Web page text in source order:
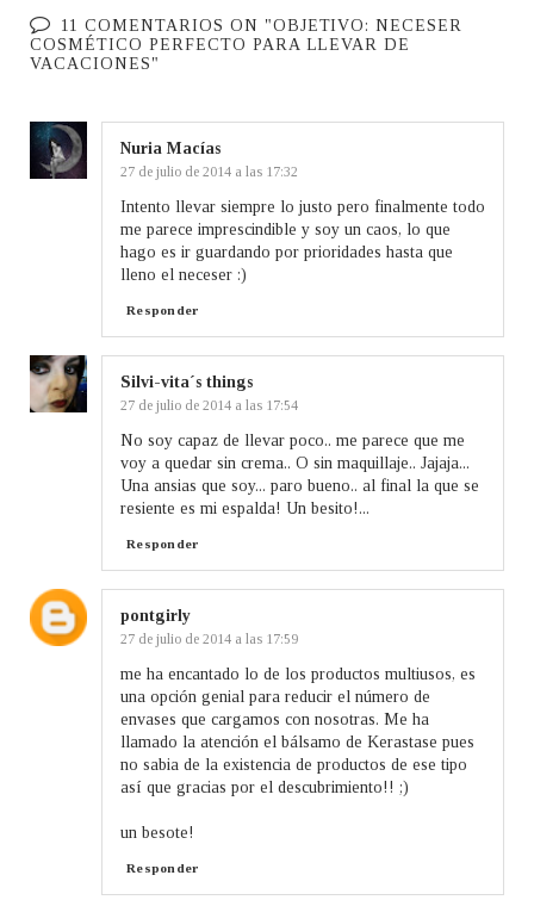
11 COMENTARIOS ON "OBJETIVO: NECESER
COSMÉTICO PERFECTO PARA LLEVAR DE
VACACIONES"
Nuria Macías
27 de julio de 2014 a las 17:32
Intento llevar siempre lo justo pero finalmente todo
me parece imprescindible y soy un caos, lo que
hago es ir guardando por prioridades hasta que
lleno el neceser :)
Responder
Silvi-vita´s things
27 de julio de 2014 a las 17:54
No soy capaz de llevar poco.. me parece que me
voy a quedar sin crema.. O sin maquillaje.. Jajaja...
Una ansias que soy... paro bueno.. al final la que se
resiente es mi espalda! Un besito!...
Responder
pontgirly
27 de julio de 2014 a las 17:59
me ha encantado lo de los productos multiusos, es
una opción genial para reducir el número de
envases que cargamos con nosotras. Me ha
llamado la atención el bálsamo de Kerastase pues
no sabia de la existencia de productos de ese tipo
así que gracias por el descubrimiento!! ;)
un besote!
Responder